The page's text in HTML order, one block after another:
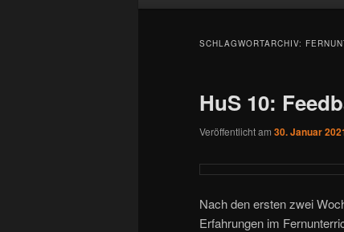
SCHLAGWORTARCHIV:
HuS 10:
Veröffentlicht am 30. Januar
Nach den ersten zwei
Erfahrungen im